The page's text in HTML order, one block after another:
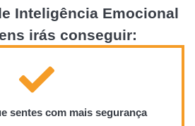
Inteligência Emocional
irás conseguir:
sentes com mais segurança